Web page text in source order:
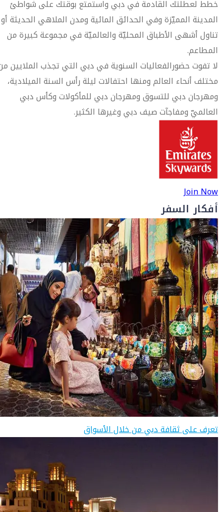
خطط لعطلتك القادمة في دبي واستمتع بوقتك على شواطئ
المدينة المميّزة وفي الحدائق المائية ومدن الملاهي الحديثة أو
تناول أشهى الأطباق المحليّة والعالميّة في مجموعة كبيرة من
المطاعم.
لا تفوت حضورالفعاليات السنوية في دبي التي تجذب الملايين
مختلف أنحاء العالم ومنها احتفالات ليلة رأس السنة الميلادية،
ومهرجان دبي للتسوق ومهرجان دبي للمأكولات وكأس دبي
العالميّ ومفاجآت صيف دبي وغيرها الكثير.
Join Now
أفكار السفر
تعرف على ثقافة دبي من خلال الأسواق